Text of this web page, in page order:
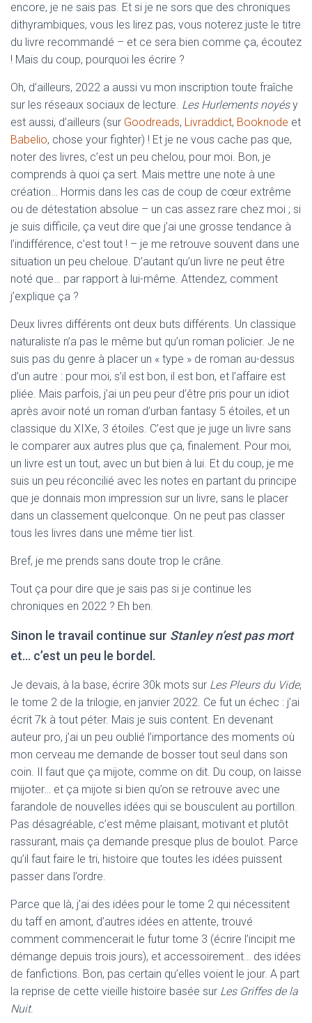
encore, je ne sais pas. Et si je ne sors que des chroniques
dithyrambiques, vous les lirez pas, vous noterez juste le titre
du livre recommandé – et ce sera bien comme ça, écoutez
! Mais du coup, pourquoi les écrire ?
Oh, d’ailleurs, 2022 a aussi vu mon inscription toute fraîche
sur les réseaux sociaux de lecture. Les Hurlements noyésy
est aussi, d’ailleurs (sur Goodreads, Livraddict, Booknode et
Babelio, chose your fighter) ! Et je ne vous cache pas que,
noter des livres, c’est un peu chelou, pour moi. Bon, je
comprends à quoi ça sert. Mais mettre une note à une
création… Hormis dans les cas de coup de cœur extrême
ou de détestation absolue – un cas assez rare chez moi ; si
je suis difficile, ça veut dire que j’ai une grosse tendance à
l’indifférence, c’est tout ! – je me retrouve souvent dans une
situation un peu cheloue. D’autant qu’un livre ne peut être
noté que… par rapport à lui-même. Attendez, comment
j’explique ça ?
Deux livres différents ont deux buts différents. Un classique
naturaliste n’a pas le même but qu’un roman policier. Je ne
suis pas du genre à placer un « type » de roman au-dessus
d’un autre : pour moi, s’il est bon, il est bon, et l’affaire est
pliée. Mais parfois, j’ai un peu peur d’être pris pour un idiot
après avoir noté un roman d’urban fantasy 5 étoiles, et un
classique du XIXe, 3 étoiles. C’est que je juge un livre sans
le comparer aux autres plus que ça, finalement. Pour moi,
un livre est un tout, avec un but bien à lui. Et du coup, je me
suis un peu réconcilié avec les notes en partant du principe
que je donnais mon impression sur un livre, sans le placer
dans un classement quelconque. On ne peut pas classer
tous les livres dans une même tier list.
Bref, je me prends sans doute trop le crâne.
Tout ça pour dire que je sais pas si je continue les
chroniques en 2022 ? Eh ben.
Sinon le travail continue sur Stanley n’est pas mort
et… c’est un peu le bordel.
Je devais, à la base, écrire 30k mots sur Les Pleurs du Vide,
le tome 2 de la trilogie, en janvier 2022. Ce fut un échec : j’ai
écrit 7k à tout péter. Mais je suis content. En devenant
auteur pro, j’ai un peu oublié l’importance des moments où
mon cerveau me demande de bosser tout seul dans son
coin. Il faut que ça mijote, comme on dit. Du coup, on laisse
mijoter… et ça mijote si bien qu’on se retrouve avec une
farandole de nouvelles idées qui se bousculent au portillon.
Pas désagréable, c’est même plaisant, motivant et plutôt
rassurant, mais ça demande presque plus de boulot. Parce
qu’il faut faire le tri, histoire que toutes les idées puissent
passer dans l’ordre.
Parce que là, j’ai des idées pour le tome 2 qui nécessitent
du taff en amont, d’autres idées en attente, trouvé
comment commencerait le futur tome 3 (écrire l’incipit me
démange depuis trois jours), et accessoirement… des idées
de fanfictions. Bon, pas certain qu’elles voient le jour. A part
la reprise de cette vieille histoire basée sur Les Griffes de la
Nuit.